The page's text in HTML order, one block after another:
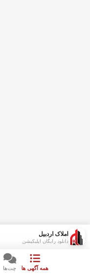
املاک اردبیل
دانلود رایگان اپلیکیشن
همه آگهی ها چت‌ها